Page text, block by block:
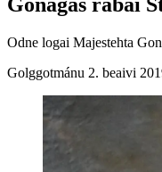
Gonagas rabai
Odne logai Majestehta
Golggotmánu 2. beaivi